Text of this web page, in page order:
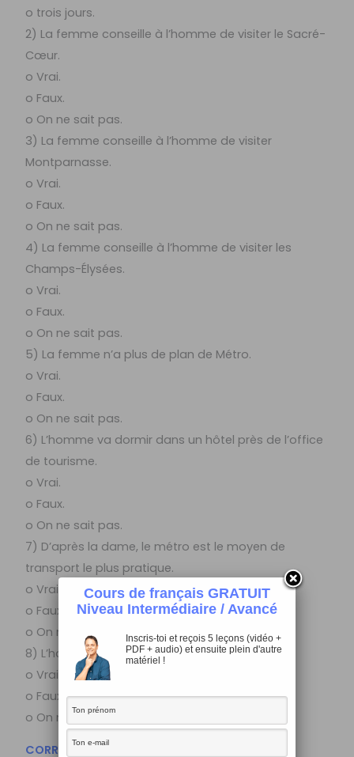
o trois jours.
2) La femme conseille à l’homme de visiter le Sacré-
Cœur.
o Vrai.
o Faux.
o On ne sait pas.
3) La femme conseille à l’homme de visiter
Montparnasse.
o Vrai.
o Faux.
o On ne sait pas.
4) La femme conseille à l’homme de visiter les
Champs-Élysées.
o Vrai.
o Faux.
o On ne sait pas.
5) La femme n’a plus de plan de Métro.
o Vrai.
o Faux.
o On ne sait pas.
6) L’homme va dormir dans un hôtel près de l’office
de tourisme.
o Vrai.
o Faux.
o On ne sait pas.
7) D’après la dame, le métro est le moyen de
transport le plus pratique.
o Vrai.
o Faux.
o On ne sait pas.
8) L’homme est belge.
o Vrai.
o Faux.
o On ne sait pas.
CORRECTION
Cours de français GRATUIT
Niveau Intermédiaire / Avancé
Inscris-toi et reçois 5 leçons (vidéo +
PDF + audio) et ensuite plein d'autre
matériel !